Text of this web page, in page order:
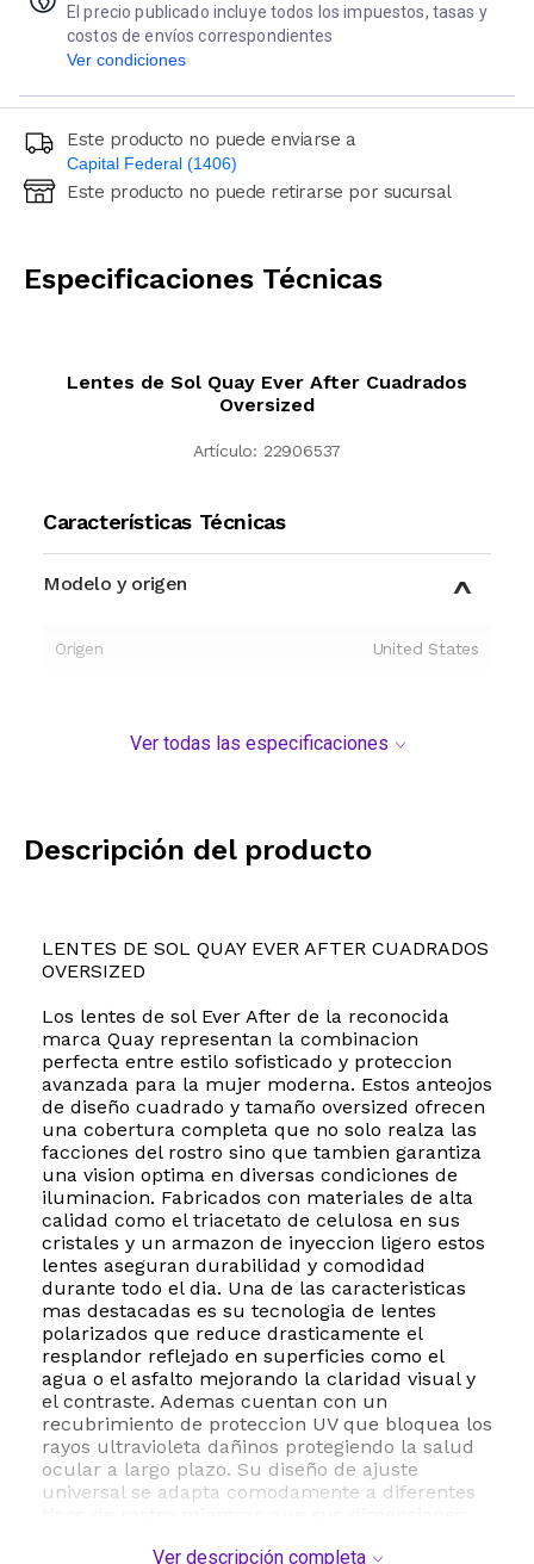
El precio publicado incluye todos los impuestos, tasas y
costos de envíos correspondientes
Ver condiciones
Este producto no puede enviarse a
Capital Federal (1406)
Ingresá código postal (sólo números)
Este producto no puede retirarse por sucursal
Especificaciones Técnicas
Lentes de Sol Quay Ever After Cuadrados
Oversized
Artículo: 22906537
Características Técnicas
Modelo y origen
Origen United States
Ver todas las especificaciones
Descripción del producto
LENTES DE SOL QUAY EVER AFTER CUADRADOS
OVERSIZED
Los lentes de sol Ever After de la reconocida
marca Quay representan la combinacion
perfecta entre estilo sofisticado y proteccion
avanzada para la mujer moderna. Estos anteojos
de diseño cuadrado y tamaño oversized ofrecen
una cobertura completa que no solo realza las
facciones del rostro sino que tambien garantiza
una vision optima en diversas condiciones de
iluminacion. Fabricados con materiales de alta
calidad como el triacetato de celulosa en sus
cristales y un armazon de inyeccion ligero estos
lentes aseguran durabilidad y comodidad
durante todo el dia. Una de las caracteristicas
mas destacadas es su tecnologia de lentes
polarizados que reduce drasticamente el
resplandor reflejado en superficies como el
agua o el asfalto mejorando la claridad visual y
el contraste. Ademas cuentan con un
recubrimiento de proteccion UV que bloquea los
rayos ultravioleta dañinos protegiendo la salud
ocular a largo plazo. Su diseño de ajuste
universal se adapta comodamente a diferentes
Ver descripción completa